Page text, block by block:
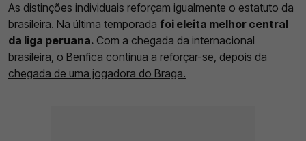
As distinções individuais reforçam igualmente o estatuto da
brasileira. Na última temporada foi eleita melhor central
da liga peruana. Com a chegada da internacional
brasileira, o Benfica continua a reforçar-se, depois da
chegada de uma jogadora do Braga.